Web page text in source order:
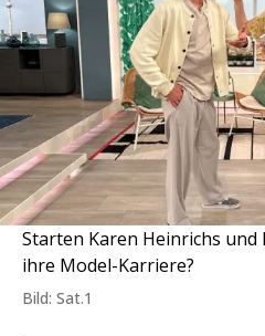
Starten Karen Heinrichs und
ihre Model-Karriere?
Bild: Sat.1